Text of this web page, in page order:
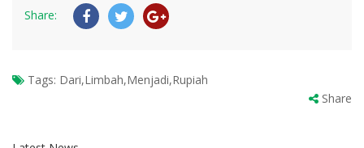
Share:
Tags: Dari,Limbah,Menjadi,Rupiah
Share